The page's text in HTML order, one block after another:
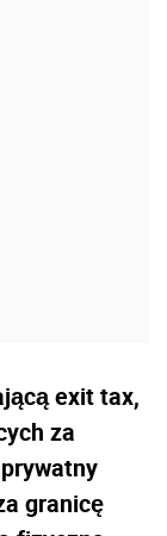
exit tax,
za
granicę